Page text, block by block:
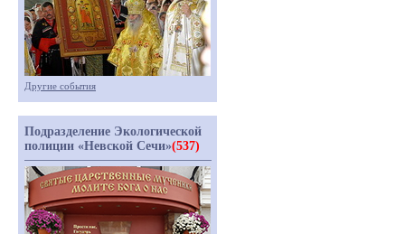
Другие события
Подразделение Экологической
полиции «Невской Сечи»(537)